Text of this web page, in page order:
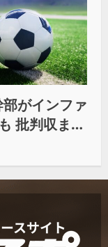
部がインファ
批判収まら